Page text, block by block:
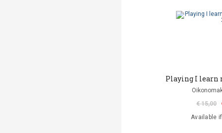
Playing I learn
€ 15,00
Available